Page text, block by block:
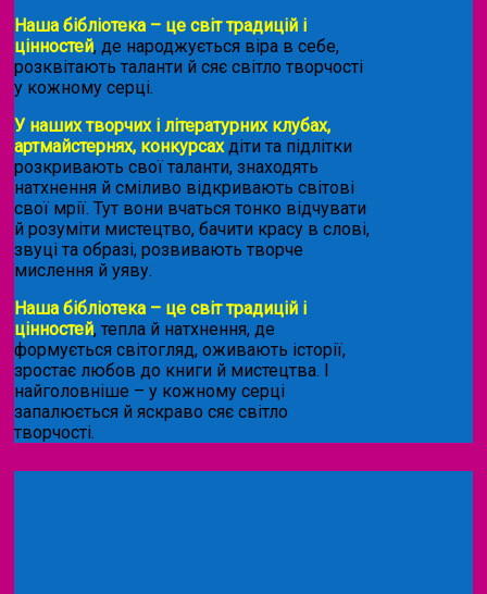
Наша бібліотека – це світ традицій і
цінностей, де народжується віра в себе,
розквітають таланти й сяє світло творчості
у кожному серці.
У наших творчих і літературних клубах,
артмайстернях, конкурсахдіти та підлітки
розкривають свої таланти, знаходять
натхнення й сміливо відкривають світові
свої мрії. Тут вони вчаться тонко відчувати
й розуміти мистецтво, бачити красу в слові,
звуці та образі, розвивають творче
мислення й уяву.
Наша бібліотека – це світ традицій і
цінностей, тепла й натхнення, де
формується світогляд, оживають історії,
зростає любов до книги й мистецтва. І
найголовніше – у кожному серці
запалюється й яскраво сяє світло
творчості.